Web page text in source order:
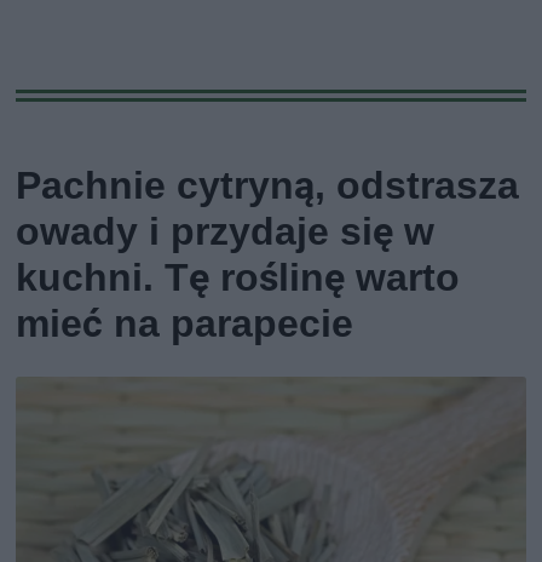
Pachnie cytryną, odstrasza
owady i przydaje się w
kuchni. Tę roślinę warto
mieć na parapecie